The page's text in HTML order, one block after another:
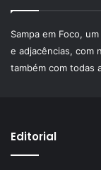
Sampa em Foco,
e adjacências, com
também com todas
Editorial